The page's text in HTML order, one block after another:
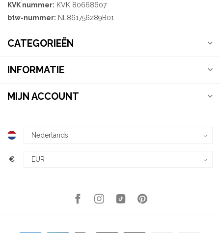
KVK nummer: KVK 80668607
btw-nummer: NL861756289B01
CATEGORIEËN
INFORMATIE
MIJN ACCOUNT
€